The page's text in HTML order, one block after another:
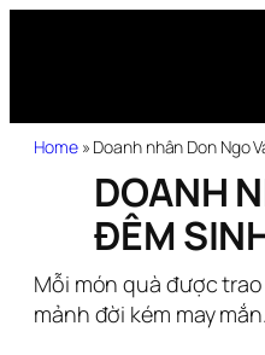
Home» Doanh nhân Don Ngo
DOANH
ĐÊM
Mỗi món quà được
mảnh đời kém may mắn.